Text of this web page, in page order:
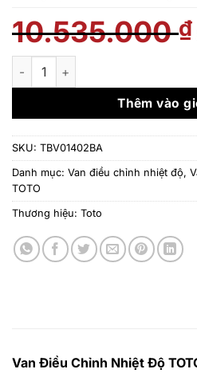
10.535.000₫
Van Điều Chỉnh Nhiệt Độ TOTO
Thêm vào
SKU: TBV01402BA
Danh mục: Van điều chỉnh nhiệt độ,
TOTO
Thương hiệu: Toto
Van Điều Chỉnh Nhiệt Độ